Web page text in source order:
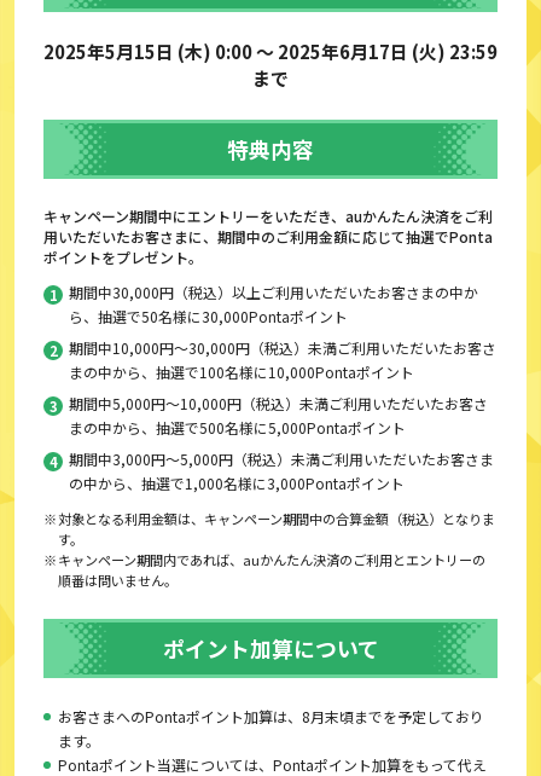
2025年5月15日 (木) 0:00 ～ 2025年6月17日 (火) 23:59
まで
特典内容
キャンペーン期間中にエントリーをいただき、auかんたん決済をご利
用いただいたお客さまに、期間中のご利用金額に応じて抽選でPonta
ポイントをプレゼント。
期間中30,000円（税込）以上ご利用いただいたお客さまの中か
ら、抽選で50名様に30,000Pontaポイント
期間中10,000円～30,000円（税込）未満ご利用いただいたお客さ
まの中から、抽選で100名様に10,000Pontaポイント
期間中5,000円～10,000円（税込）未満ご利用いただいたお客さ
まの中から、抽選で500名様に5,000Pontaポイント
期間中3,000円～5,000円（税込）未満ご利用いただいたお客さま
の中から、抽選で1,000名様に3,000Pontaポイント
対象となる利用金額は、キャンペーン期間中の合算金額（税込）となりま
す。
キャンペーン期間内であれば、auかんたん決済のご利用とエントリーの
順番は問いません。
ポイント加算について
お客さまへのPontaポイント加算は、8月末頃までを予定しており
ます。
Pontaポイント当選については、Pontaポイント加算をもって代え